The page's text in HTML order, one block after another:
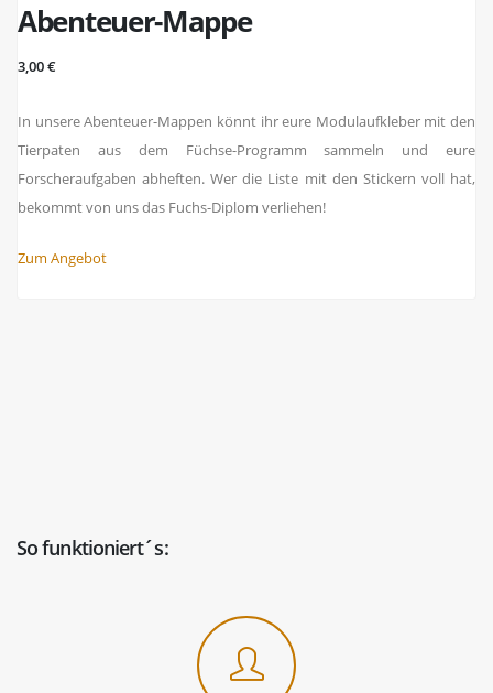
Abenteuer-Mappe
3,00 €
In unsere Abenteuer-Mappen könnt ihr eure Modulaufkleber mit den
Tierpaten aus dem Füchse-Programm sammeln und eure
Forscheraufgaben abheften. Wer die Liste mit den Stickern voll hat,
bekommt von uns das Fuchs-Diplom verliehen!
Zum Angebot
So funktioniert´s: